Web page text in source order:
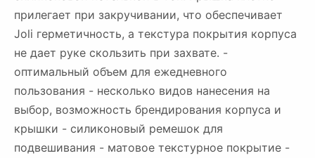
прилегает при закручивании, что обеспечивает
Joli герметичность, а текстура покрытия корпуса
не дает руке скользить при захвате. -
оптимальный объем для ежедневного
пользования - несколько видов нанесения на
выбор, возможность брендирования корпуса и
крышки - силиконовый ремешок для
подвешивания - матовое текстурное покрытие -